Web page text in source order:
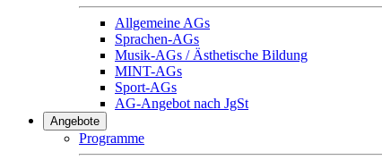
Allgemeine AGs
Sprachen-AGs
Musik-AGs / Ästhetische Bildung
MINT-AGs
Sport-AGs
AG-Angebot nach JgSt
Angebote
Programme